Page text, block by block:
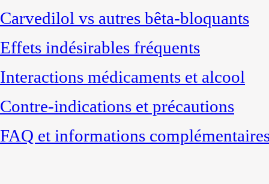
Carvedilol vs autres bêta-bloquants
Effets indésirables fréquents
Interactions médicaments et alcool
Contre-indications et précautions
FAQ et informations